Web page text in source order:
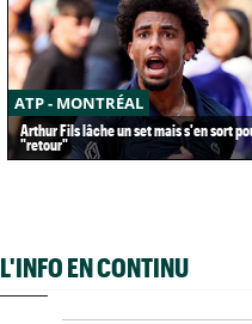
ATP - MONTRÉAL
Arthur Fils lâche un set mais s'en sort
"retour"
L'INFO EN CONTINU